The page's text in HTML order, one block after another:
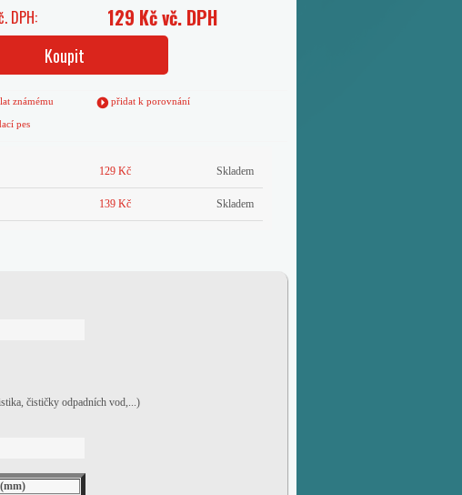
DPH: 129 Kč vč. DPH
Koupit
známému přidat k porovnání
pes
129 Kč Skladem
139 Kč Skladem
čističky odpadních vod,...)
(mm)